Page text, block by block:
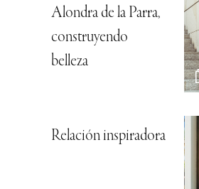
Alondra de la Parra,
construyendo
belleza
Relación inspiradora